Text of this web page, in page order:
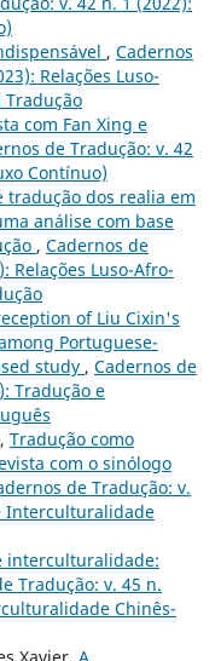
, Cadernos
Relações Luso-
Tradução
com Fan Xing e
de Tradução: v. 42
Contínuo)
tradução dos realia em
análise com base
, Cadernos de
Relações Luso-Afro-
of Liu Cixin's
Portuguese-
study , Cadernos de
Tradução e
Tradução como
com o sinólogo
de Tradução: v.
Interculturalidade
interculturalidade:
Tradução: v. 45 n.
Chinês-